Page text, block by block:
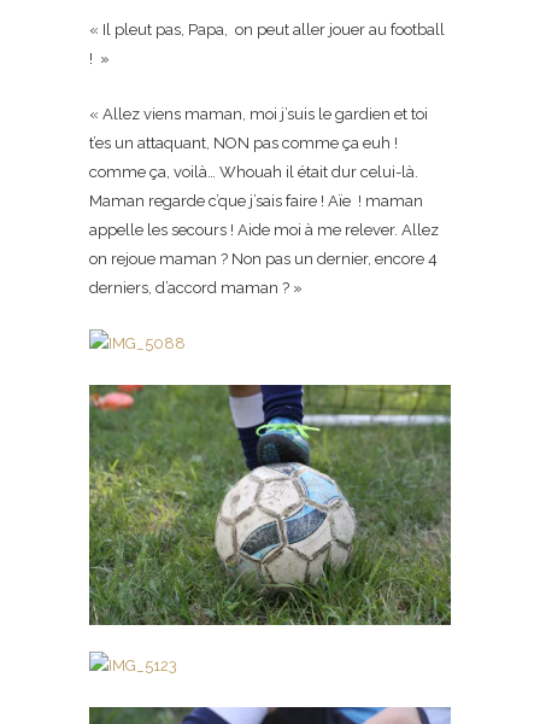
« Il pleut pas, Papa, on peut aller jouer au football
! »
« Allez viens maman, moi j’suis le gardien et toi
t’es un attaquant, NON pas comme ça euh !
comme ça, voilà… Whouah il était dur celui-là.
Maman regarde c’que j’sais faire ! Aïe ! maman
appelle les secours ! Aide moi à me relever. Allez
on rejoue maman ? Non pas un dernier, encore 4
derniers, d’accord maman ? »